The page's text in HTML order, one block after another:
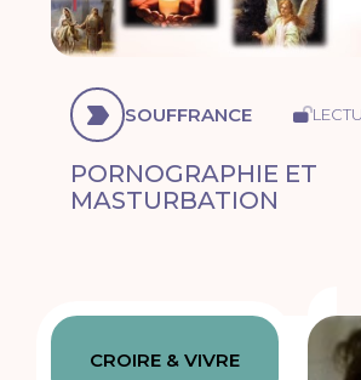
SOUFFRANCE
PORNOGRAPHIE ET
MASTURBATION
CROIRE & VIVRE